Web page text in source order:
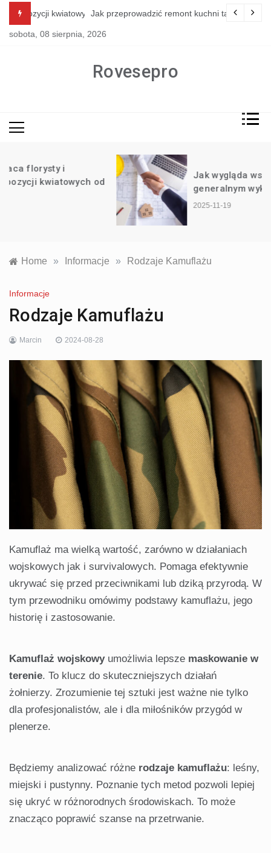
content
od podstaw?
Jak przeprowadzić remont kuchni tanim kosztem?
sobota, 08 sierpnia, 2026
Rovesepro
Jak wygląda współpraca z
generalnym wykonawcą inwestycji?
2025-11-19
Home » Informacje » Rodzaje Kamuflażu
Informacje
Rodzaje Kamuflażu
Marcin 2024-08-28
Kamuflaż ma wielką wartość, zarówno w działaniach
wojskowych jak i survivalowych. Pomaga efektywnie
ukrywać się przed przeciwnikami lub dziką przyrodą. W
tym przewodniku omówimy podstawy kamuflażu, jego
historię i zastosowanie.
Kamuflaż wojskowyumożliwia lepsze maskowanie w
terenie. To klucz do skuteczniejszych działań
żołnierzy. Zrozumienie tej sztuki jest ważne nie tylko
dla profesjonalistów, ale i dla miłośników przygód w
plenerze.
Będziemy analizować różne rodzaje kamuflażu: leśny,
miejski i pustynny. Poznanie tych metod pozwoli lepiej
się ukryć w różnorodnych środowiskach. To może
znacząco poprawić szanse na przetrwanie.